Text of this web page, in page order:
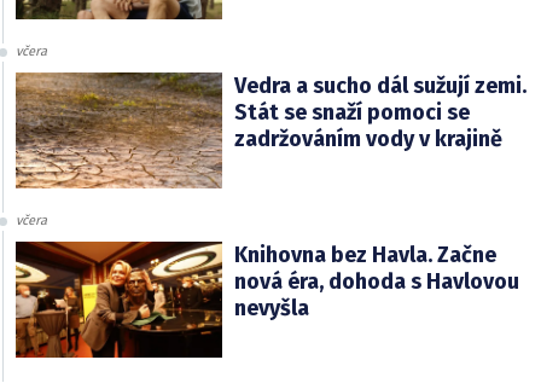
včera
Vedra a sucho dál sužují zemi.
Stát se snaží pomoci se
zadržováním vody v krajině
včera
Knihovna bez Havla. Začne
nová éra, dohoda s Havlovou
nevyšla